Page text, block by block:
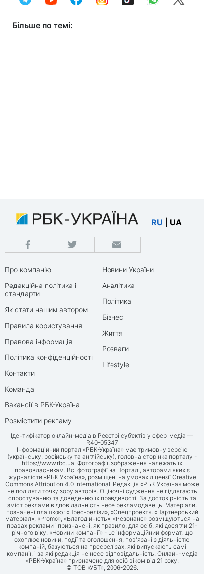
Більше по темі:
RU UA
Про компанію
Редакційна політика і
стандарти
Як стати нашим автором
Правила користування
Правова інформація
Політика конфіденційності
Контакти
Команда
Вакансії в РБК-Україна
Розмістити рекламу
Новини України
Аналітика
Політика
Бізнес
Життя
Розваги
Lifestyle
Ідентифікатор онлайн-медіа в Реєстрі суб’єктів у сфері медіа —
R40-05347
Інформаційний портал «РБК-Україна» має тримовну версію
(українську, російську та англійську), головна сторінка порталу -
https://www.rbc.ua. Фотографії, зображення належать їх
правовласникам. Всі фотографії на Порталі, авторами яких є
журналісти «РБК-Україна», розміщені на умовах ліцензії Creative
Commons Attribution 4.0 International. Редакція «РБК-Україна» може
не поділяти точку зору авторів. Оціночні судження не підлягають
спростуванню та доведенню їх правдивості. За достовірність та
зміст реклами відповідальність несе рекламодавець. Матеріали,
позначені плашкою: «Прес-релізи», «Спецпроект», «Партнерський
матеріал», «Promo», «Благодійність», «Резонанс» розміщуються на
правах реклами і призначені, як правило, для осіб, які досягли 21-
річного віку. «Новини компанії» - це інформаційний формат, що
охоплює новини, події та оголошення, пов'язані з діяльністю
компаній, базуються на пресрелізах, які випускають самі
компанії, і за які редакція не несе відповідальність. Онлайн-медіа
«РБК-Україна» призначене для осіб віком від 21 року.
© ТОВ «УБТ», 2006-2026.